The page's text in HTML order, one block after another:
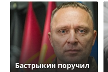
Бастрыкин поручил